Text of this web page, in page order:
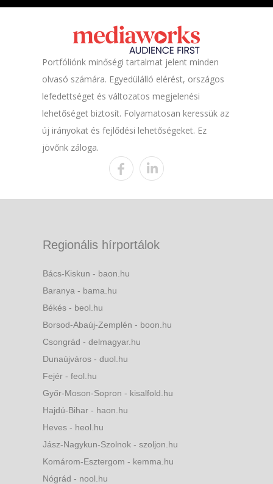
Portfóliónk minőségi tartalmat jelent minden
olvasó számára. Egyedülálló elérést, országos
lefedettséget és változatos megjelenési
lehetőséget biztosít. Folyamatosan keressük az
új irányokat és fejlődési lehetőségeket. Ez
jövőnk záloga.
Regionális hírportálok
Bács-Kiskun - baon.hu
Baranya - bama.hu
Békés - beol.hu
Borsod-Abaúj-Zemplén - boon.hu
Csongrád - delmagyar.hu
Dunaújváros - duol.hu
Fejér - feol.hu
Győr-Moson-Sopron - kisalfold.hu
Hajdú-Bihar - haon.hu
Heves - heol.hu
Jász-Nagykun-Szolnok - szoljon.hu
Komárom-Esztergom - kemma.hu
Nógrád - nool.hu